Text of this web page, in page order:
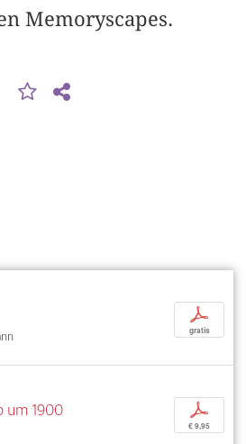
Memoryscapes.
p
gratis
um 1900
p
€ 9,95